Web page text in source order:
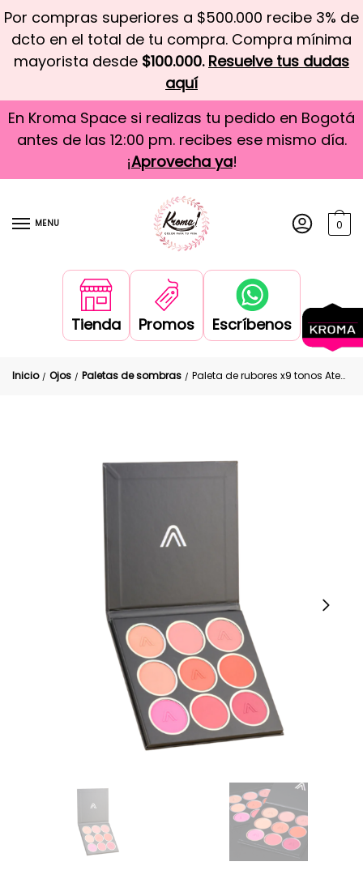
Por compras superiores a $500.000 recibe 3% de
dcto en el total de tu compra. Compra mínima
mayorista desde $100.000. Resuelve tus dudas
aquí
En Kroma Space si realizas tu pedido en Bogotá
antes de las 12:00 pm. recibes ese mismo día.
¡Aprovecha ya!
MENU 0
Tienda Promos Escríbenos
Inicio / Ojos / Paletas de sombras / Paleta de rubores x9 tonos Atenea Profesional